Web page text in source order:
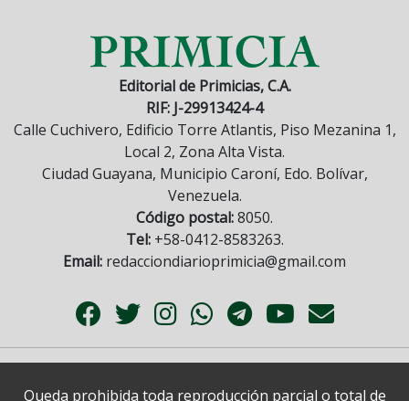
Editorial de Primicias, C.A.
RIF: J-29913424-4
Calle Cuchivero, Edificio Torre Atlantis, Piso Mezanina 1,
Local 2, Zona Alta Vista.
Ciudad Guayana, Municipio Caroní, Edo. Bolívar,
Venezuela.
Código postal:8050.
Tel:+58-0412-8583263.
Email: redacciondiarioprimicia@gmail.com
Queda prohibida toda reproducción parcial o total de